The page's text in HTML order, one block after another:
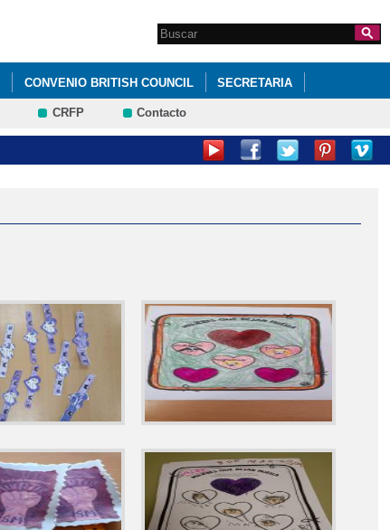
Formulario de
búsqueda
Search this site
CONVENIO BRITISH COUNCIL SECRETARIA
CRFP Contacto